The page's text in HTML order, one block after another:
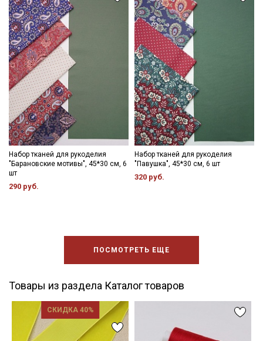
Набор тканей для рукоделия
"Барановские мотивы", 45*30 см, 6
шт
290 руб.
Набор тканей для рукоделия
"Павушка", 45*30 см, 6 шт
320 руб.
ПОСМОТРЕТЬ ЕЩЕ
Товары из раздела Каталог товаров
СКИДКА 40%